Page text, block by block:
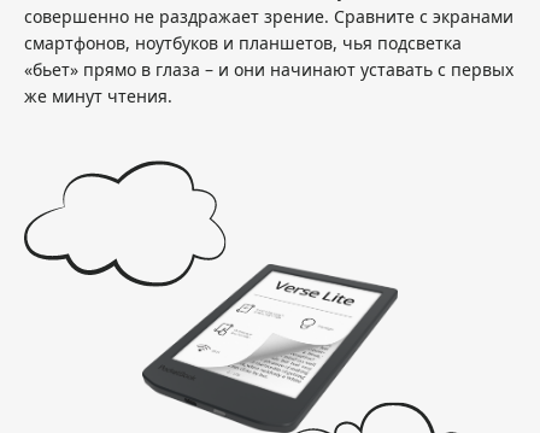
совершенно не раздражает зрение. Сравните с экранами
смартфонов, ноутбуков и планшетов, чья подсветка
«бьет» прямо в глаза – и они начинают уставать с первых
же минут чтения.